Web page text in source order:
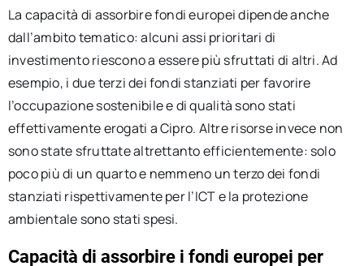
La capacità di assorbire fondi europei dipende anche
dall’ambito tematico: alcuni assi prioritari di
investimento riescono a essere più sfruttati di altri. Ad
esempio, i due terzi dei fondi stanziati per favorire
l’occupazione sostenibile e di qualità sono stati
effettivamente erogati a Cipro. Altre risorse invece non
sono state sfruttate altrettanto efficientemente: solo
poco più di un quarto e nemmeno un terzo dei fondi
stanziati rispettivamente per l’ICT e la protezione
ambientale sono stati spesi.